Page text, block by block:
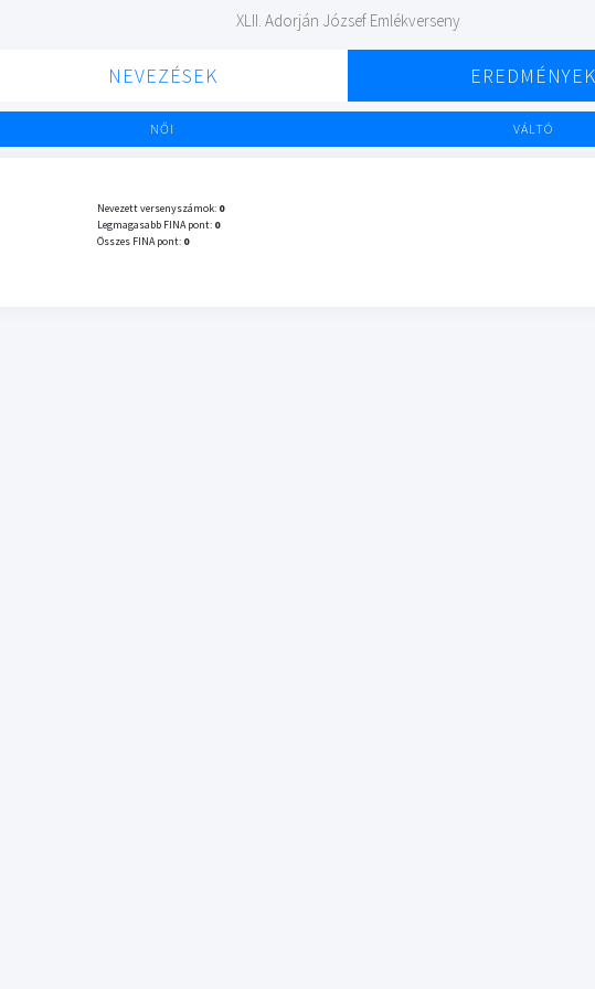
XLII. Adorján József Emlékverseny
NEVEZÉSEK EREDMÉNYEK
NŐI VÁLTÓ
Nevezett versenyszámok: 0
Legmagasabb FINA pont: 0
Összes FINA pont: 0